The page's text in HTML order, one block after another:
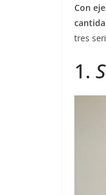
Con
tres
1.